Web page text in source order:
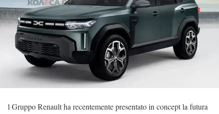
l Gruppo Renault ha recentemente presentato in concept la futura